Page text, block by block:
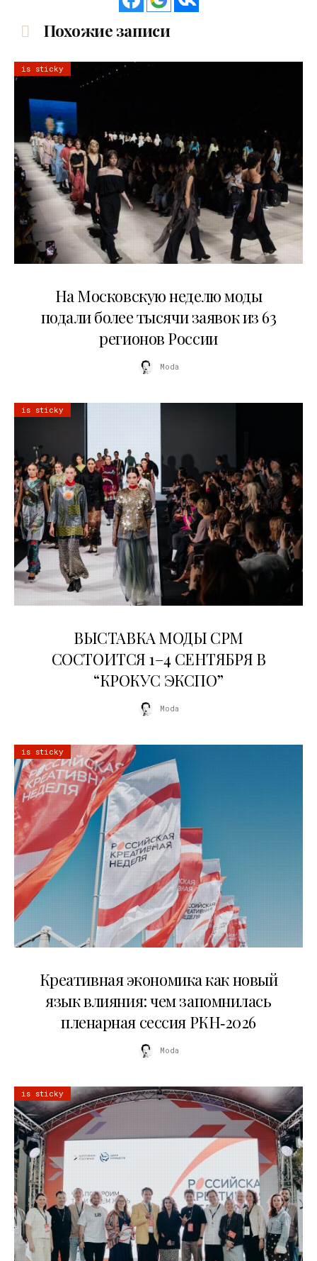
Похожие записи
is sticky
На Московскую неделю моды
подали более тысячи заявок из 63
регионов России
Moda
is sticky
ВЫСТАВКА МОДЫ CPM
СОСТОИТСЯ 1–4 СЕНТЯБРЯ В
“КРОКУС ЭКСПО”
Moda
is sticky
Креативная экономика как новый
язык влияния: чем запомнилась
пленарная сессия РКН‑2026
Moda
is sticky